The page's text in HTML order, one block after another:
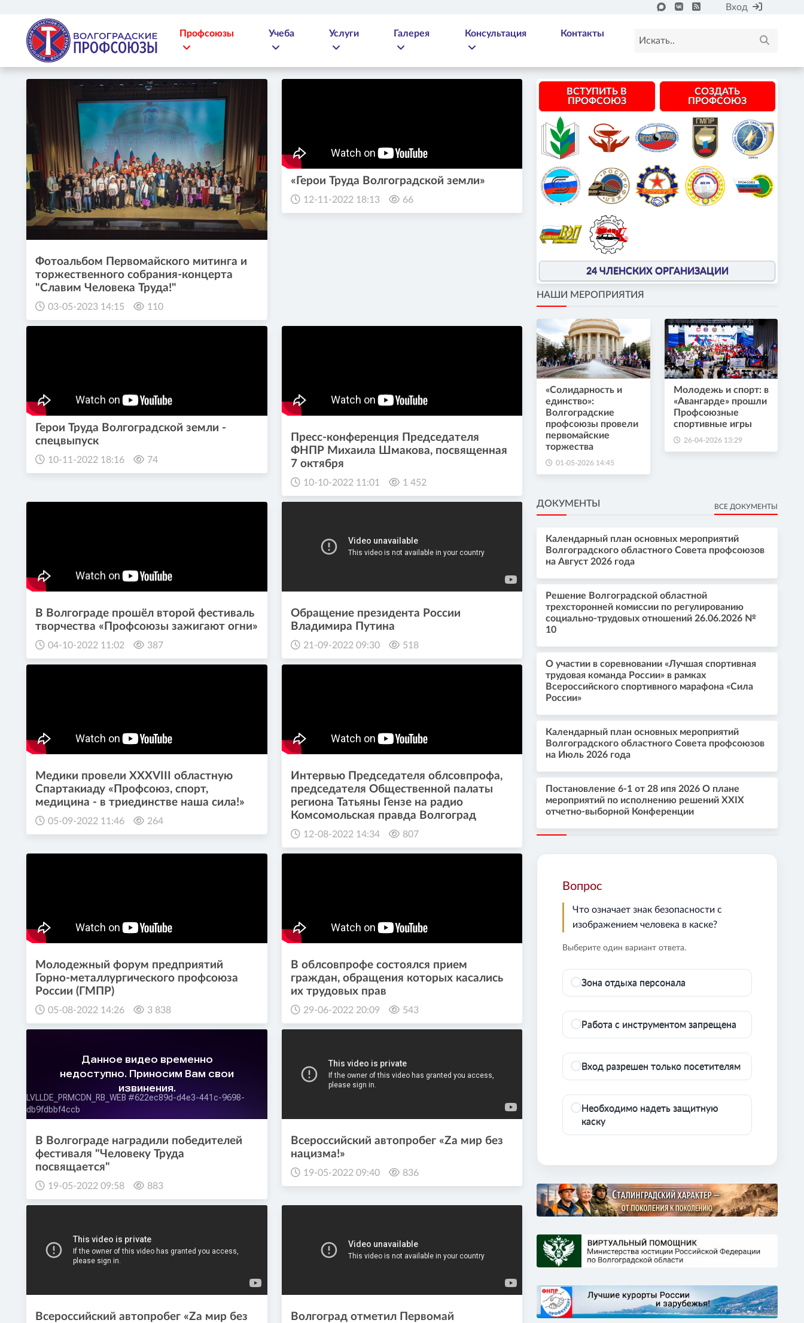
Вход
Профсоюзы Учеба Услуги Галерея Консультация Контакты
Фотоальбом Первомайского митинга и
торжественного собрания-концерта
"Славим Человека Труда!"
03-05-2023 14:15 110
«Герои Труда Волгоградской земли»
12-11-2022 18:13 66
Герои Труда Волгоградской земли -
спецвыпуск
10-11-2022 18:16 74
Пресс-конференция Председателя
ФНПР Михаила Шмакова, посвященная
7 октября
10-10-2022 11:01 1 452
В Волгограде прошёл второй фестиваль
творчества «Профсоюзы зажигают огни»
04-10-2022 11:02 387
Обращение президента России
Владимира Путина
21-09-2022 09:30 518
Медики провели XXXVIII областную
Спартакиаду «Профсоюз, спорт,
медицина - в триединстве наша сила!»
05-09-2022 11:46 264
Интервью Председателя облсовпрофа,
председателя Общественной палаты
региона Татьяны Гензе на радио
Комсомольская правда Волгоград
12-08-2022 14:34 807
Молодежный форум предприятий
Горно-металлургического профсоюза
России (ГМПР)
05-08-2022 14:26 3 838
В облсовпрофе состоялся прием
граждан, обращения которых касались
их трудовых прав
29-06-2022 20:09 543
В Волгограде наградили победителей
фестиваля "Человеку Труда
посвящается"
19-05-2022 09:58 883
Всероссийский автопробег «Zа мир без
нацизма!»
19-05-2022 09:40 836
Всероссийский автопробег «Zа мир без
Волгоград отметил Первомай
ВСТУПИТЬ В
ПРОФСОЮЗ
СОЗДАТЬ
ПРОФСОЮЗ
24 ЧЛЕНСКИХ ОРГАНИЗАЦИИ
НАШИ МЕРОПРИЯТИЯ
«Солидарность и
единство»:
Волгоградские
профсоюзы провели
первомайские
торжества
01-05-2026 14:45
Молодежь и спорт: в
«Авангарде» прошли
Профсоюзные
спортивные игры
26-04-2026 13:29
ДОКУМЕНТЫ ВСЕ ДОКУМЕНТЫ
Календарный план основных мероприятий
Волгоградского областного Совета профсоюзов
на Август 2026 года
Решение Волгоградской областной
трехсторонней комиссии по регулированию
социально-трудовых отношений 26.06.2026 №
10
О участии в соревновании «Лучшая спортивная
трудовая команда России» в рамках
Всероссийского спортивного марафона «Сила
России»
Календарный план основных мероприятий
Волгоградского областного Совета профсоюзов
на Июль 2026 года
Постановление 6-1 от 28 ипя 2026 О плане
мероприятий по исполнению решений XXIX
отчетно-выборной Конференции
Вопрос
Что означает знак безопасности с
изображением человека в каске?
Выберите один вариант ответа.
Зона отдыха персонала
Работа с инструментом запрещена
Вход разрешен только посетителям
Необходимо надеть защитную
каску